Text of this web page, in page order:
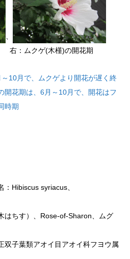
、
右：ムクゲ(木槿)の開花期
10月で、ムクゲより開花が遅く終
開花期は、6月～10月で、開花はフ
時期
Hibiscus syriacus、
はちす）、Rose-of-Sharon、ムグ
双子葉類アオイ目アオイ科フヨウ属